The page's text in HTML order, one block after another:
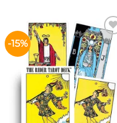
-15%
Adicionar
aos meus
desejos